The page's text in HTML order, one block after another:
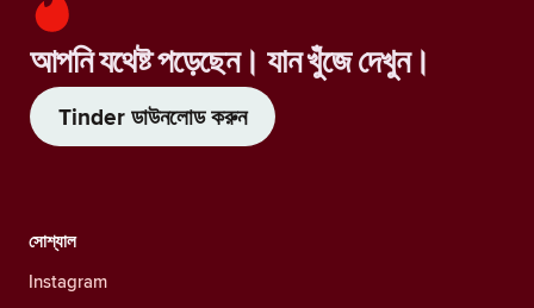
আপনি যথেষ্ট পড়েছেন। যান খুঁজে দেখুন।
Tinder ডাউনলোড করুন
সোশ্যাল
Instagram